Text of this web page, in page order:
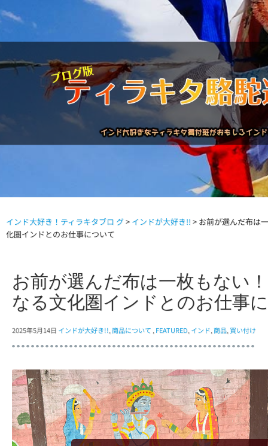
駱駝通信バックナンバー
インド大好き！ティラキタブロ グ> インドが大好き!! > お前が選んだ布は
化圏インドとのお仕事について
お前が選んだ布は一枚もない
なる文化圏インドとのお仕事
2025年5月14日 インドが大好き!!,商品について , FEATURED, インド,商品, 買い付け